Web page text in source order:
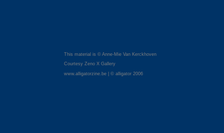
This material is © Anne-Mie Van Kerckhoven
Courtesy Zeno X Gallery
www.alligatorzine.be | © alligator 2006